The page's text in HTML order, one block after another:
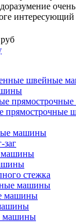
прямострочные
машины
машины
стежка
машины
машины
машины